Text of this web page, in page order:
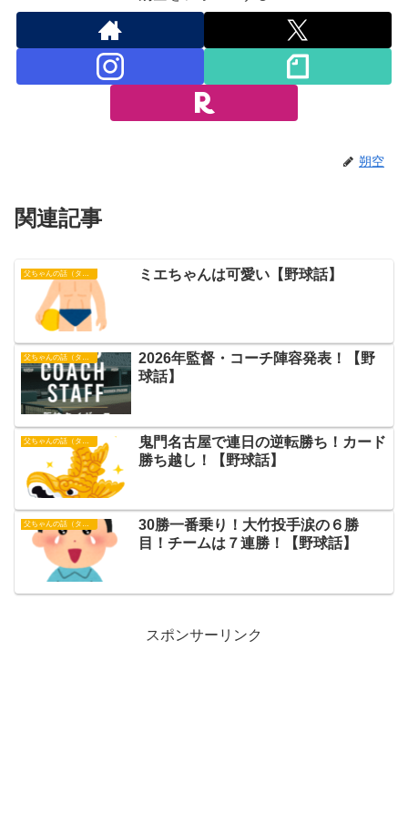
朔空
関連記事
父ちゃんの話（タイガース） ミエちゃんは可愛い【野球話】
父ちゃんの話（タイガース）
2026年監督・コーチ陣容発表！【野
球話】
鬼門名古屋で連日の逆転勝ち！カード
勝ち越し！【野球話】
父ちゃんの話（タイガース）
30勝一番乗り！大竹投手涙の６勝
目！チームは７連勝！【野球話】
スポンサーリンク